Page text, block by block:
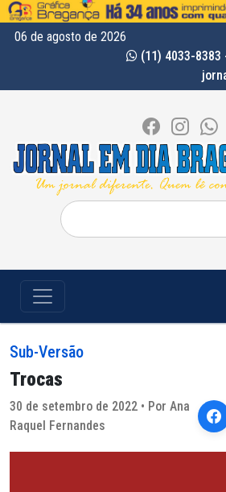
06 de agosto de 2026
(11) 4033-8383
Pesquisar
por:
Sub-Versão
Trocas
30 de setembro de 2022 • Por Ana
Raquel Fernandes